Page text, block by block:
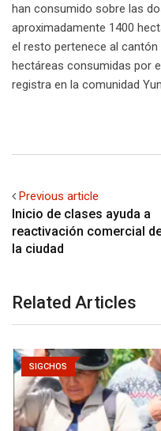
han consumido sobre las
aproximadamente 1400
el resto pertenece al
hectáreas consumidas por
registra en la comunidad
Previous article
Inicio de clases ayuda a
reactivación comercial
la ciudad
Related Articles
SIGCHOS